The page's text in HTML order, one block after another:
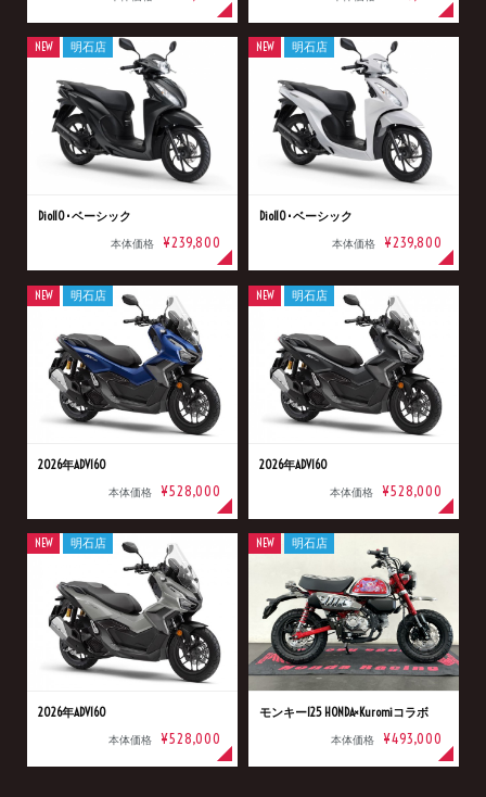
Dio110･ベーシック
本体価格 ¥239,800
NEW 明石店
Dio110･ベーシック
本体価格 ¥239,800
NEW 明石店
2026年ADV160
本体価格 ¥528,000
NEW 明石店
2026年ADV160
本体価格 ¥528,000
NEW 明石店
2026年ADV160
本体価格 ¥528,000
NEW 明石店
モンキー125 HONDA×Kuromiコラボ
本体価格 ¥493,000
NEW 明石店